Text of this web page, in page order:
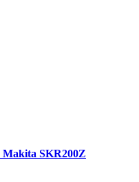
Makita SKR200Z